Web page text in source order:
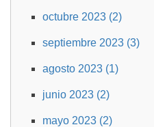
octubre 2023 (2)
septiembre 2023 (3)
agosto 2023 (1)
junio 2023 (2)
mayo 2023 (2)